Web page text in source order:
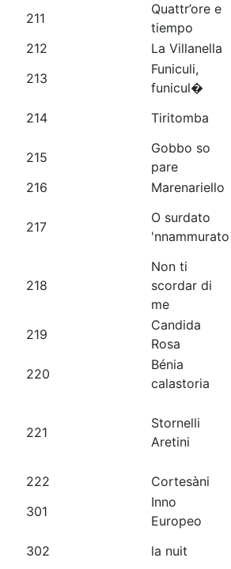
211
Quattr’ore e
tiempo
212
La Villanella
213
Funiculi,
funicul�
214 Tiritomba
215
Gobbo so
pare
216
Marenariello
217
O surdato
'nnammurato
218
Non ti
scordar di
me
219
Candida
Rosa
220
Bénia
calastoria
221
Stornelli
Aretini
222
Cortesàni
301
Inno
Europeo
302
la nuit